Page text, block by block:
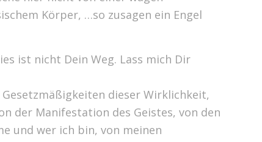
Körper, …so zusagen ein Engel
ist nicht Dein Weg. Lass mich Dir
dieser Wirklichkeit,
der Manifestation des Geistes, von den
und wer ich bin, von meinen